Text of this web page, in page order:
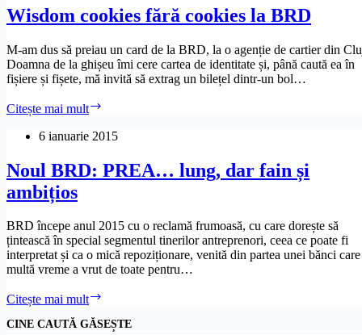
Wisdom cookies fără cookies la BRD
M-am dus să preiau un card de la BRD, la o agenție de cartier din
Doamna de la ghișeu îmi cere cartea de identitate și, până caută ea în
fișiere și fișete, mă invită să extrag un bilețel dintr-un bol…
Citește mai mult
fără
la
BRD
6 ianuarie 2015
Noul BRD: PREA… lung, dar fain și
ambițios
BRD începe anul 2015 cu o reclamă frumoasă, cu care dorește să
țintească în special segmentul tinerilor antreprenori, ceea ce poate fi
interpretat și ca o mică repoziționare, venită din partea unei bănci care
multă vreme a vrut de toate pentru…
Citește mai mult
PREA…
CINE CAUTĂ GĂSEȘTE